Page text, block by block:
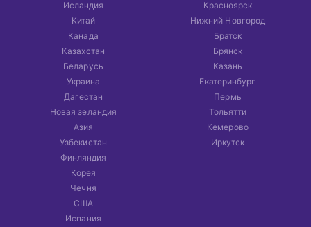
Исландия
Китай
Канада
Казахстан
Беларусь
Украина
Дагестан
Новая зеландия
Азия
Узбекистан
Финляндия
Корея
Чечня
США
Испания
Красноярск
Нижний Новгород
Братск
Брянск
Казань
Екатеринбург
Пермь
Тольятти
Кемерово
Иркутск